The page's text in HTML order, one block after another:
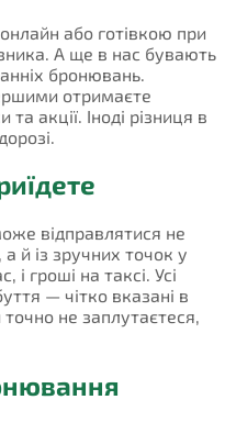
або готівкою при
А ще в нас бувають
бронювань.
отримаєте
акції. Іноді різниця в
відправлятися не
й із зручних точок у
і гроші на таксі. Усі
— чітко вказані в
не заплутаєтеся,